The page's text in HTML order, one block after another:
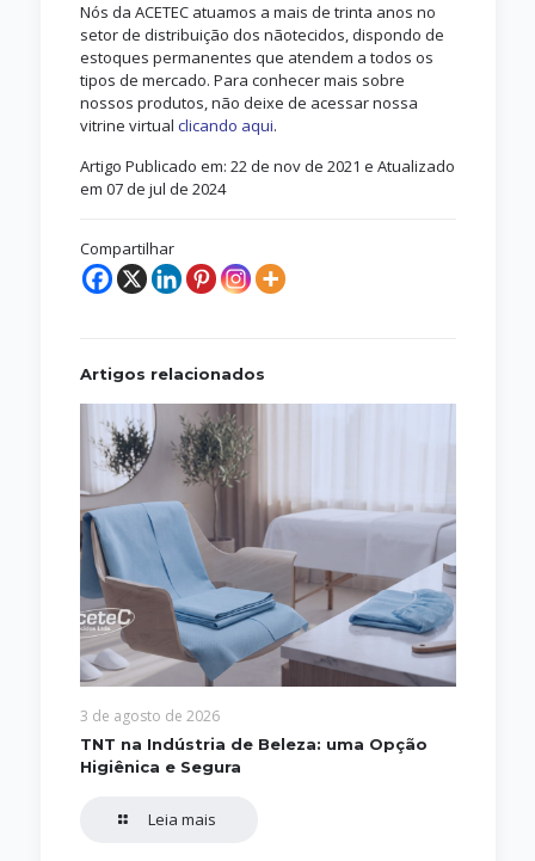
Nós da ACETEC atuamos a mais de trinta anos no
setor de distribuição dos nãotecidos, dispondo de
estoques permanentes que atendem a todos os
tipos de mercado. Para conhecer mais sobre
nossos produtos, não deixe de acessar nossa
vitrine virtual clicando aqui.
Artigo Publicado em: 22 de nov de 2021 e Atualizado
em 07 de jul de 2024
Compartilhar
Artigos relacionados
3 de agosto de 2026
TNT na Indústria de Beleza: uma Opção
Higiênica e Segura
Leia mais